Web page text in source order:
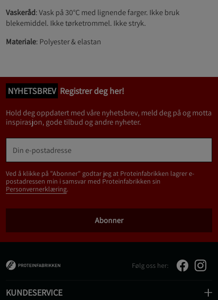
Vaskeråd: Vask på 30°C med lignende farger. Ikke bruk
blekemiddel. Ikke tørketrommel. Ikke stryk.
Materiale: Polyester & elastan
NYHETSBREV Registrer deg her!
Hold deg oppdatert med våre nyhetsbrev, meld deg på og motta
inspirasjon, gode tilbud og andre nyheter.
Ved å klikke på "Abonner" godtar jeg at Proteinfabrikken lagrer e-
postadressen min i samsvar med Proteinfabrikken sin
Personvernerklæring.
Abonner
Følg oss her:
KUNDESERVICE